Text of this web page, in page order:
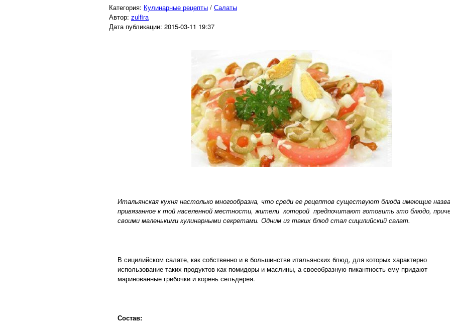
Категория: Кулинарные рецепты / Салаты
Автор: zulfira
Дата публикации: 2015-03-11 19:37
Итальянская кухня настолько многообразна, что среди ее рецептов существуют блюда имеющие
привязанное к той населенной местности, жители которой предпочитают готовить это блюдо,
своими маленькими кулинарными секретами. Одним из таких блюд стал сицилийский салат.
В сицилийском салате, как собственно и в большинстве итальянских блюд, для которых характерно
использование таких продуктов как помидоры и маслины, а своеобразную пикантность ему придают
маринованные грибочки и корень сельдерея.
Состав: